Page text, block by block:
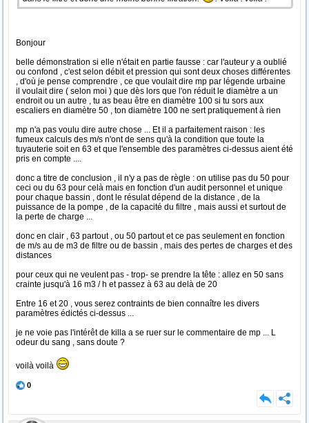
Bonjour
belle démonstration si elle n'était en partie fausse : car l'auteur y a oublié
ou confond , c'est selon débit et pression qui sont deux choses différentes
, d'où je pense comprendre , ce que voulait dire mp par légende urbaine
il voulait dire ( selon moi ) que dès lors que l'on réduit le diamètre a un
endroit ou un autre , tu as beau être en diamètre 100 si tu sors aux
escaliers en diamètre 50 , ton diamètre 100 ne sert pratiquement à rien
mp n'a pas voulu dire autre chose ... Et il a parfaitement raison : les
fumeux calculs des m/s n'ont de sens qu'à la condition que toute la
tuyauterie soit en 63 et que l'ensemble des paramètres ci-dessus aient été
pris en compte ....
donc a titre de conclusion , il n'y a pas de règle : on utilise pas du 50 pour
ceci ou du 63 pour celà mais en fonction d'un audit personnel et unique
pour chaque bassin , dont le résulat dépend de la distance , de la
puissance de la pompe , de la capacité du filtre , mais aussi et surtout de
la perte de charge ...
donc en clair , 63 partout , ou 50 partout et ce pas seulement en fonction
de m/s au de m3 de filtre ou de bassin , mais des pertes de charges et des
distances
pour ceux qui ne veulent pas - trop- se prendre la tête : allez en 50 sans
crainte jusqu'à 16 m3 / h et passez à 63 au delà de 20
Entre 16 et 20 , vous serez contraints de bien connaître les divers
paramètres édictés ci-dessus ...
je ne voie pas l'intérêt de killa a se ruer sur le commentaire de mp ... L
odeur du sang , sans doute ?
voilà voilà
0